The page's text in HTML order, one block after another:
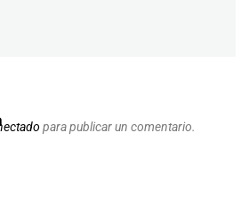
para publicar un comentario.